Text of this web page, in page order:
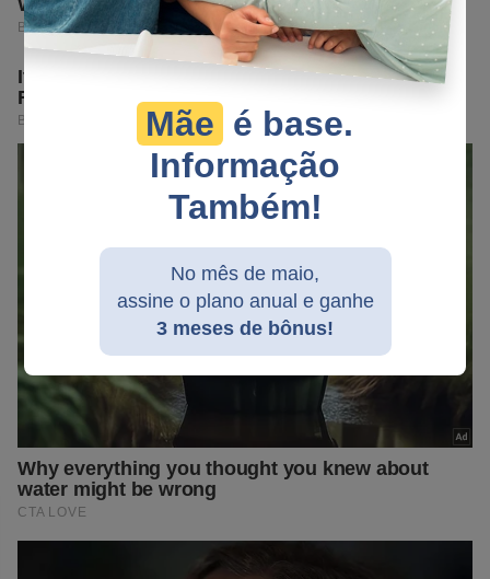
Mãe é base.
Informação
Também!
No mês de maio,
assine o plano anual e ganhe
3 meses de bônus!